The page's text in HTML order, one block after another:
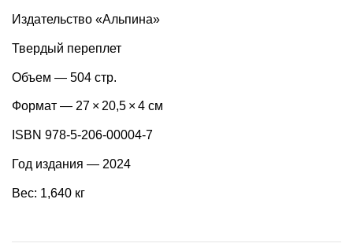
Издательство «Альпина»
Твердый переплет
Объем — 504 стр.
Формат — 27 × 20,5 × 4 см
ISBN 978-5-206-00004-7
Год издания — 2024
Вес: 1,640 кг